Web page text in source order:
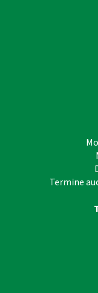
Termine